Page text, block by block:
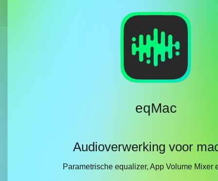
eqMac
Audioverwerking voor
Parametrische equalizer, App Volume Mixer